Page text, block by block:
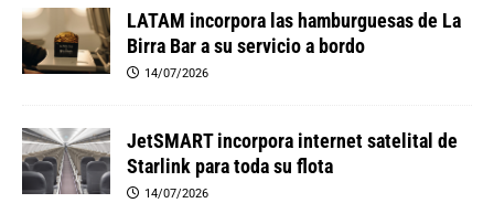
LATAM incorpora las hamburguesas de La
Birra Bar a su servicio a bordo
14/07/2026
JetSMART incorpora internet satelital de
Starlink para toda su flota
14/07/2026